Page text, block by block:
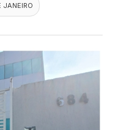
JANEIRO